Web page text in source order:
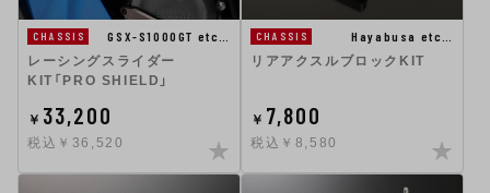
CHASSIS
GSX-S1000GT etc…
レーシングスライダー
KIT「PRO SHIELD」
￥ 33,200
税込￥36,520
CHASSIS
Hayabusa etc…
リアアクスルブロックKIT
￥ 7,800
税込￥8,580